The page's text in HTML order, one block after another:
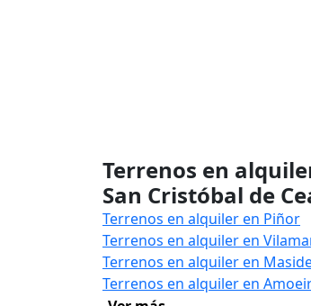
Terrenos en
San Cristóbal de
Terrenos en alquiler en Piñor
Terrenos en alquiler en
Terrenos en alquiler en
Terrenos en alquiler en